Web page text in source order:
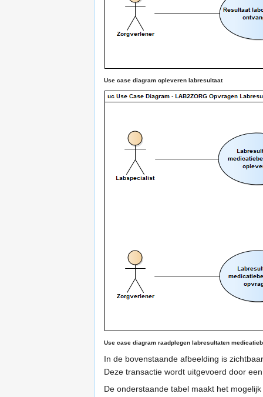
Use case diagram opleveren labresultaat
Use case diagram raadplegen labresultaten
In de bovenstaande afbeelding is
Deze transactie wordt uitgevoerd door
De onderstaande tabel maakt het